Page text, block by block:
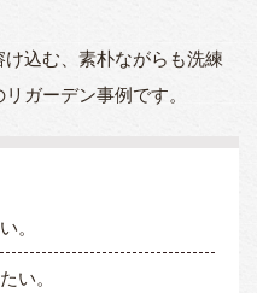
込む、素朴ながらも洗練
ガーデン事例です。
。
い。